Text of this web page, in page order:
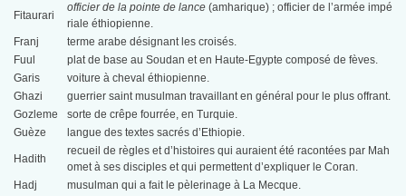
Fitaurari
officier de la pointe de lance(amharique) ; officier de l’armée impé
riale éthiopienne.
Franj
terme arabe désignant les croisés.
Fuul
plat de base au Soudan et en Haute-Egypte composé de fèves.
Garis
voiture à cheval éthiopienne.
Ghazi
guerrier saint musulman travaillant en général pour le plus offrant.
Gozleme
sorte de crêpe fourrée, en Turquie.
Guèze
langue des textes sacrés d’Ethiopie.
Hadith
recueil de règles et d’histoires qui auraient été racontées par Mah
omet à ses disciples et qui permettent d’expliquer le Coran.
Hadj
musulman qui a fait le pèlerinage à La Mecque.